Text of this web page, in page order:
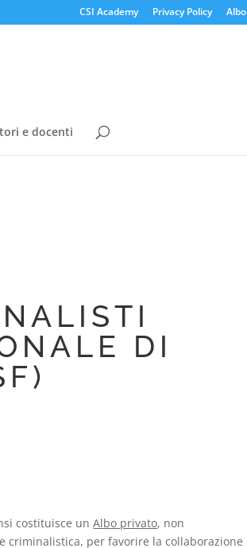
CSI Academy Privacy Policy Albo
e docenti
DI
costituisce unAlbo privato, non
criminalistica, per favorire la collaborazione